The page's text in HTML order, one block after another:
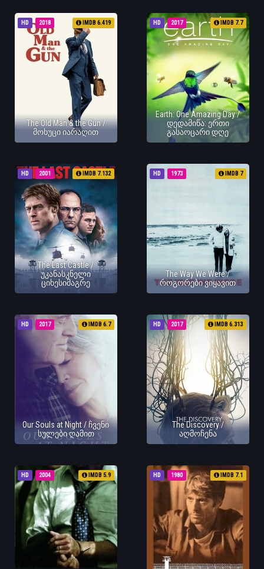
HD 2018 IMDB 6.419
The Old Man & the Gun /
მოხუცი იარაღით
HD 2017 IMDB 7.7
Earth: One Amazing Day /
დედამიწა: ერთი
გასაოცარი დღე
HD 2001 IMDB 7.132
The Last Castle /
უკანასკნელი
ციხესიმაგრე
HD 1973 IMDB 7
The Way We Were /
როგორები ვიყავით
HD 2017 IMDB 6.7
Our Souls at Night / ჩვენი
სულები ღამით
HD 2017 IMDB 6.313
The Discovery /
აღმოჩენა
HD 2004 IMDB 5.9 HD 1980 IMDB 7.1